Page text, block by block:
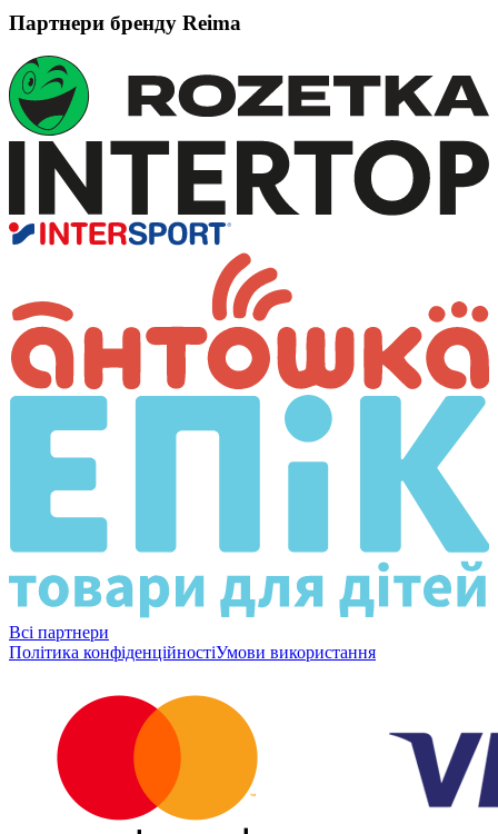
Партнери бренду Reima
Всі партнери
Політика конфіденційностіУмови використання